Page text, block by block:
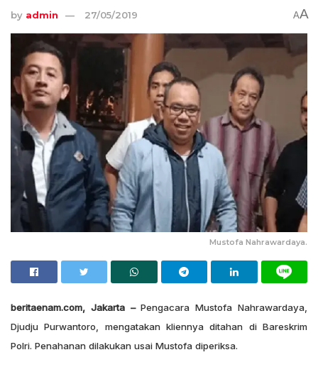
by admin 27/05/2019 AA
Mustofa Nahrawardaya.
beritaenam.com, Jakarta –Pengacara Mustofa Nahrawardaya,
Djudju Purwantoro, mengatakan kliennya ditahan di Bareskrim
Polri. Penahanan dilakukan usai Mustofa diperiksa.